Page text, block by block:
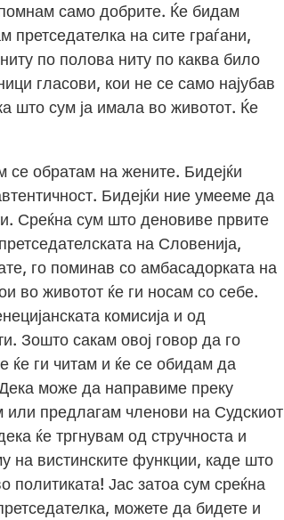
само добрите. Ќе бидам
претседателка на сите граѓани,
по полова ниту по каква било
гласови, кои не се само најубав
што сум ја имала во животот. Ќе
се обратам на жените. Бидејќи
Бидејќи ние умееме да
Среќна сум што деновиве првите
на Словенија,
го поминав со амбасадорката на
во животот ќе ги носам со себе.
комисија и од
Зошто сакам овој говор да го
ќе ги читам и ќе се обидам да
може да направиме преку
или предлагам членови на Судскиот
ќе тргнувам од стручноста и
на вистинските функции, каде што
политиката! Јас затоа сум среќна
можете да бидете и